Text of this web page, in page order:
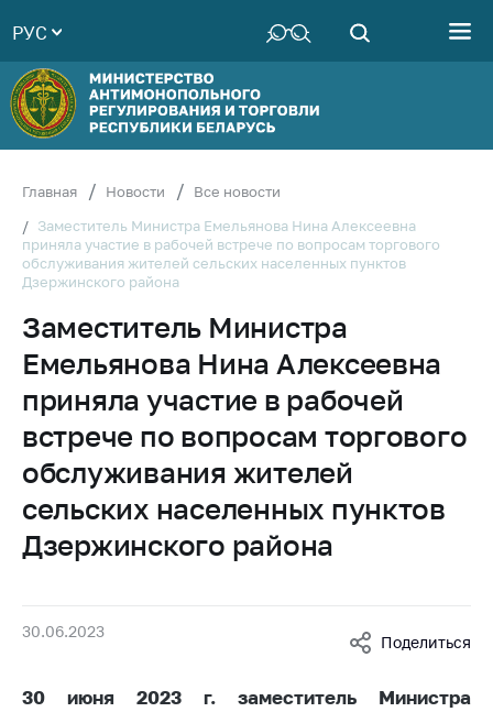
Руководство
Структура
Министерства
Территориальные
Законодательство
Антикоррупционная
Общественно-
консультативный
совет
Соискателям
Награждения
Белорусская
универсальная
товарная биржа
жизнь
работа
РУС
Главная Новости
Все новости
Заместитель Министра Емельянова Нина Алексеевна
приняла участие в рабочей встрече по вопросам торгового
обслуживания жителей сельских населенных пунктов
Дзержинского района
Заместитель Министра
Емельянова Нина Алексеевна
приняла участие в рабочей
встрече по вопросам торгового
обслуживания жителей
сельских населенных пунктов
Дзержинского района
30.06.2023
Поделиться
30 июня 2023 г. заместитель Министра